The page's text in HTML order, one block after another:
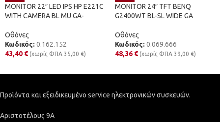
MONITOR 22″ LED IPS HP E221C
WITH CAMERA BL MU GA-
Οθόνες
Κωδικός: 0.162.152
43,40 € (χωρίς ΦΠΑ 35,00 €)
MONITOR 24″ TFT BENQ
G2400WT BL-SL WIDE GA
Οθόνες
Κωδικός: 0.069.666
48,36 € (χωρίς ΦΠΑ 39,00 €)
Προϊόντα και εξειδικευμένο service ηλεκτρονικών συσκευών.
Αριστοτέλους 9Α